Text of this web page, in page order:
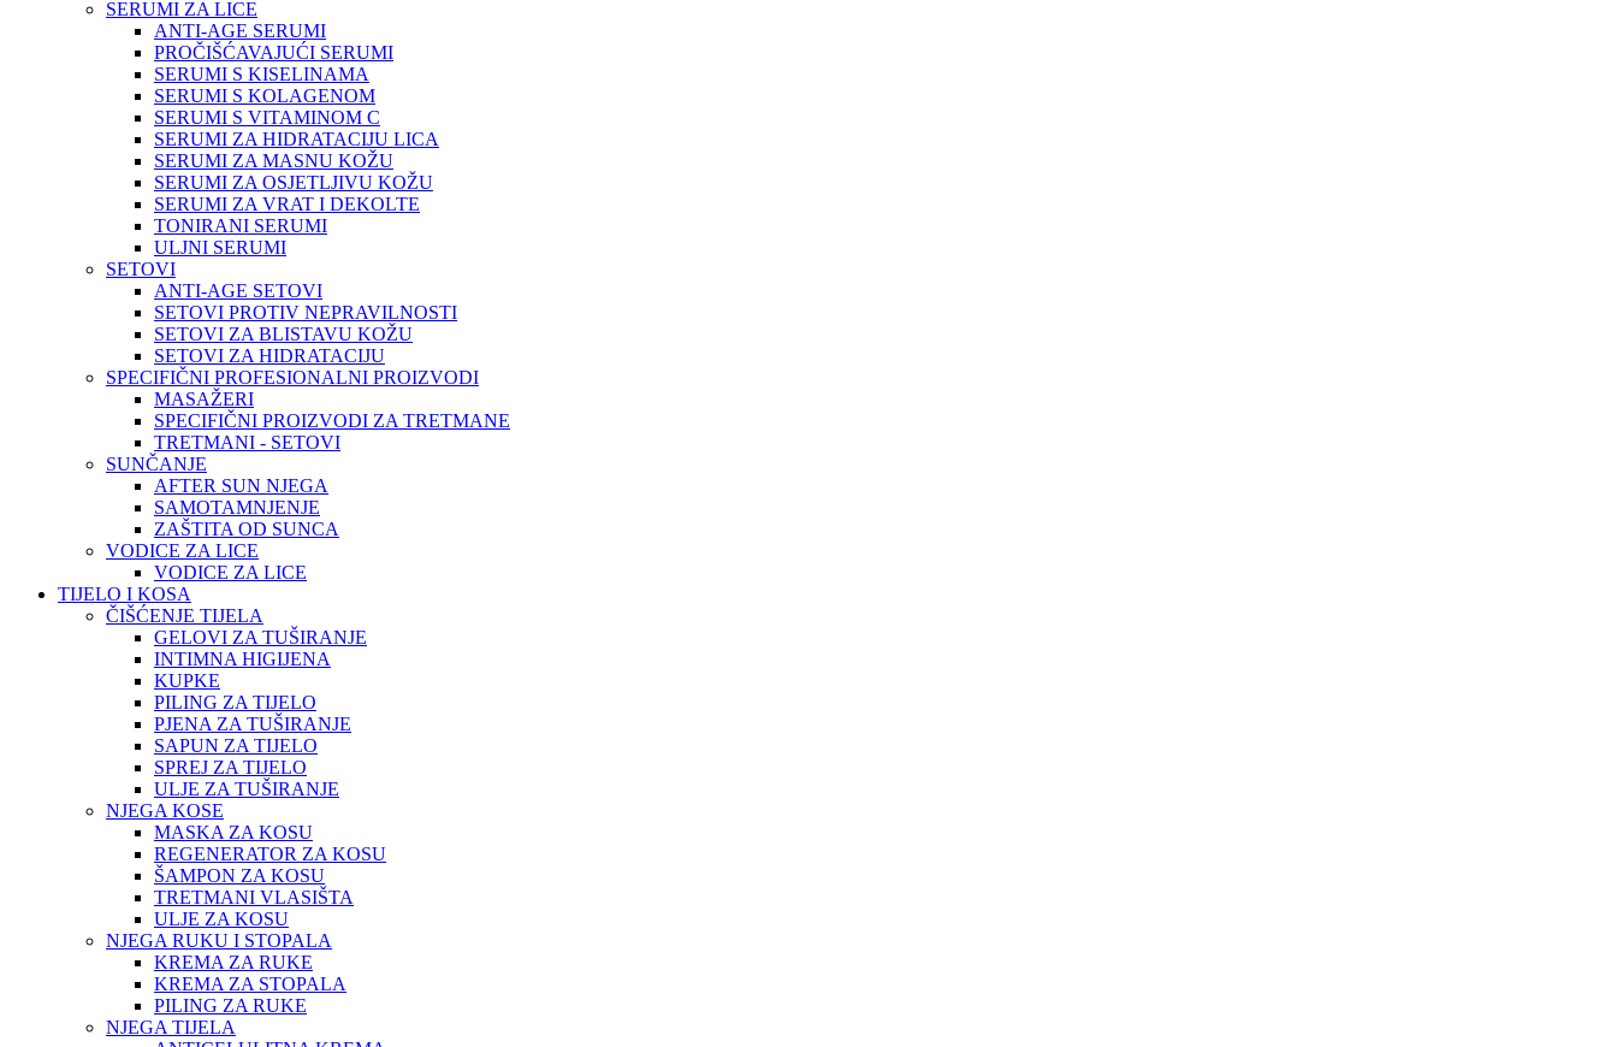
SERUMI ZA LICE
ANTI-AGE SERUMI
PROČIŠĆAVAJUĆI SERUMI
SERUMI S KISELINAMA
SERUMI S KOLAGENOM
SERUMI S VITAMINOM C
SERUMI ZA HIDRATACIJU LICA
SERUMI ZA MASNU KOŽU
SERUMI ZA OSJETLJIVU KOŽU
SERUMI ZA VRAT I DEKOLTE
TONIRANI SERUMI
ULJNI SERUMI
SETOVI
ANTI-AGE SETOVI
SETOVI PROTIV NEPRAVILNOSTI
SETOVI ZA BLISTAVU KOŽU
SETOVI ZA HIDRATACIJU
SPECIFIČNI PROFESIONALNI PROIZVODI
MASAŽERI
SPECIFIČNI PROIZVODI ZA TRETMANE
TRETMANI - SETOVI
SUNČANJE
AFTER SUN NJEGA
SAMOTAMNJENJE
ZAŠTITA OD SUNCA
VODICE ZA LICE
VODICE ZA LICE
TIJELO I KOSA
ČIŠĆENJE TIJELA
GELOVI ZA TUŠIRANJE
INTIMNA HIGIJENA
KUPKE
PILING ZA TIJELO
PJENA ZA TUŠIRANJE
SAPUN ZA TIJELO
SPREJ ZA TIJELO
ULJE ZA TUŠIRANJE
NJEGA KOSE
MASKA ZA KOSU
REGENERATOR ZA KOSU
ŠAMPON ZA KOSU
TRETMANI VLASIŠTA
ULJE ZA KOSU
NJEGA RUKU I STOPALA
KREMA ZA RUKE
KREMA ZA STOPALA
PILING ZA RUKE
NJEGA TIJELA